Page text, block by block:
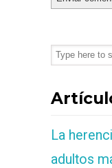
La
adultos